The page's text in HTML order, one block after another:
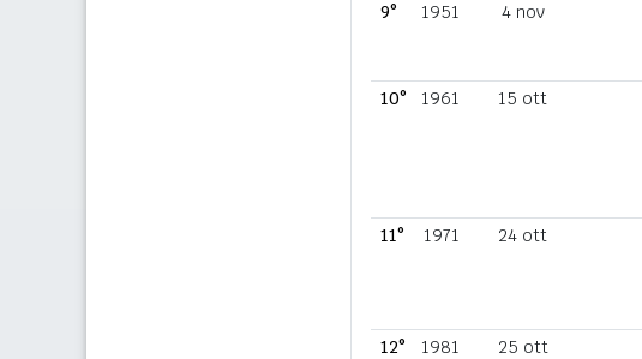
9°
1951 4 nov
10°
1961 15 ott
11°
1971 24 ott
12°
1981 25 ott